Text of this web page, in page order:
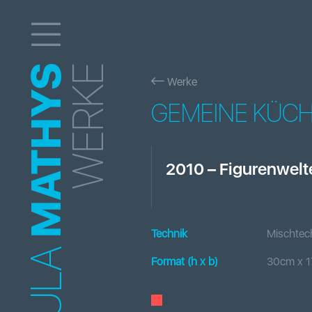
MATHYSWERKE Werke
GEMEINE
2010–
Technik
Format (h x b) 30cm x